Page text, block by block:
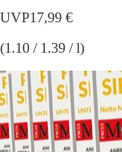
UVP17,99 €
(1.10 / 1.39 / l)